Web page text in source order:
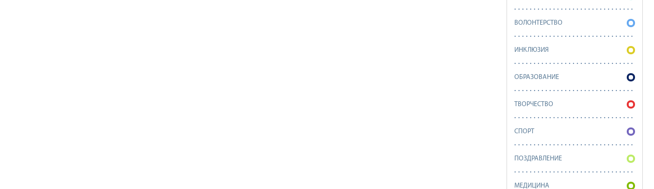
ВОЛОНТЕРСТВО
ИНКЛЮЗИЯ
ОБРАЗОВАНИЕ
ТВОРЧЕСТВО
СПОРТ
ПОЗДРАВЛЕНИЕ
МЕДИЦИНА